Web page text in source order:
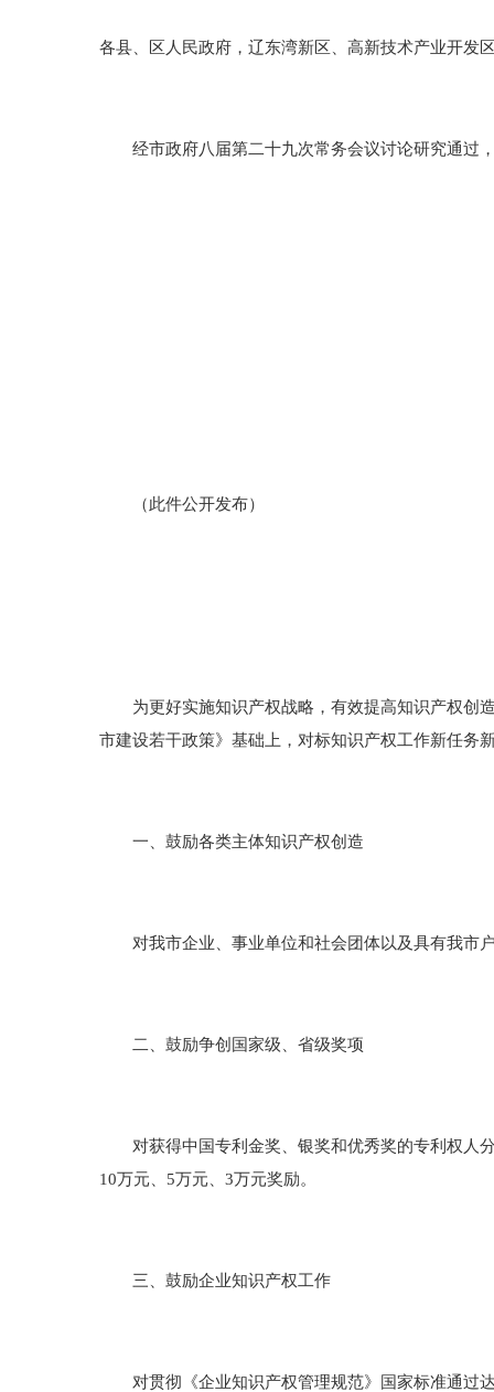
各县、区人民政府，辽东湾新区、高新技术产业开发
经市政府八届第二十九次常务会议讨论研究通过，
（此件公开发布）
为更好实施知识产权战略，有效提高知识产权创造
市建设若干政策》基础上，对标知识产权工作新任务
一、鼓励各类主体知识产权创造
对我市企业、事业单位和社会团体以及具有我市户
二、鼓励争创国家级、省级奖项
对获得中国专利金奖、银奖和优秀奖的专利权人分
10万元、5万元、3万元奖励。
三、鼓励企业知识产权工作
对贯彻《企业知识产权管理规范》国家标准通过达